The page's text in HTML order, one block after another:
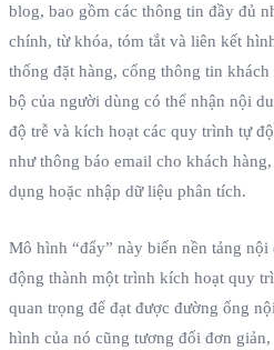
blog, bao gồm các thông tin đầy đủ
chính, từ khóa, tóm tắt và liên kết
thống đặt hàng, cổng thông tin
bộ của người dùng có thể nhận nội
độ trễ và kích hoạt các quy trình tự
như thông báo email cho khách
dụng hoặc nhập dữ liệu phân tích.
Mô hình “đẩy” này biến nền tảng
động thành một trình kích hoạt quy
quan trọng để đạt được đường ống
hình của nó cũng tương đối đơn